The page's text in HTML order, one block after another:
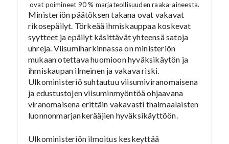
ovat poimineet 90 % marjateollisuuden raaka-aineesta.
Ministeriön päätöksen takana ovat vakavat
rikosepäilyt. Törkeää ihmiskauppaa koskevat
syytteet ja epäilyt käsittävät yhteensä satoja
uhreja. Viisumiharkinnassa on ministeriön
mukaan otettava huomioon hyväksikäytön ja
ihmiskaupan ilmeinen ja vakava riski.
Ulkoministeriö suhtautuu viisumiviranomaisena
ja edustustojen viisuminmyöntöä ohjaavana
viranomaisena erittäin vakavasti thaimaalaisten
luonnonmarjankerääjien hyväksikäyttöön.
Ulkoministeriön ilmoitus keskeyttää